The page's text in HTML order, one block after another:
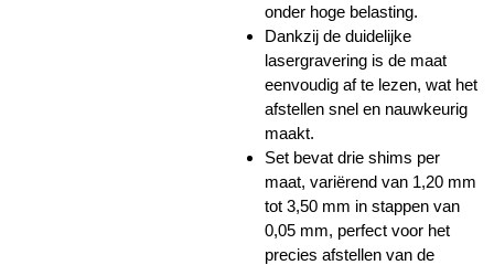
onder hoge belasting.
Dankzij de duidelijke
lasergravering is de maat
eenvoudig af te lezen, wat het
afstellen snel en nauwkeurig
maakt.
Set bevat drie shims per
maat, variërend van 1,20 mm
tot 3,50 mm in stappen van
0,05 mm, perfect voor het
precies afstellen van de